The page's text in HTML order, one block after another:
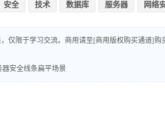
安全 技术 数据库 服务器 网络
仅限于学习交流。商用请至[商用版权购买通道]
器安全线条扁平场景